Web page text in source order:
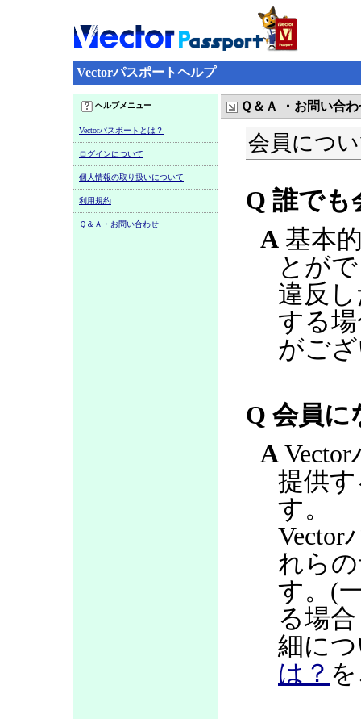
Vectorパスポートヘルプ
ヘルプメニュー
Vectorパスポートとは？
ログインについて
個人情報の取り扱いについて
利用規約
Ｑ＆Ａ・お問い合わせ
Ｑ＆Ａ ・お問い合
会員につ
Q 誰でも
A 基本
とが
違反
する
がご
Q 会員に
A
提供
す。
Vector
れら
す。(
る場
細に
は？